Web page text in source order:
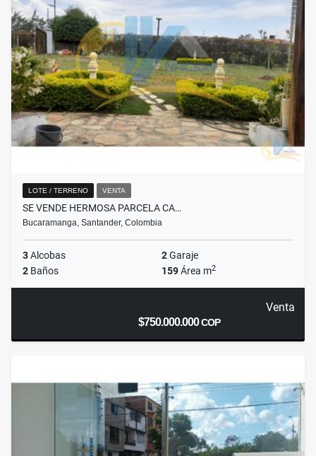
LOTE / TERRENO VENTA
SE VENDE HERMOSA PARCELA CA…
Bucaramanga, Santander, Colombia
3Alcobas 2Garaje
2 Baños 159Área m2
Venta
$750.000.000COP